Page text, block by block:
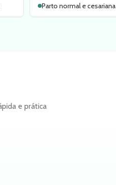
Parto normal e cesariana
e prática